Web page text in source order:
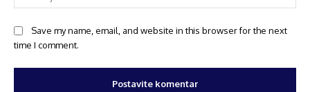
Save my name, email, and website in this browser for the next
time I comment.